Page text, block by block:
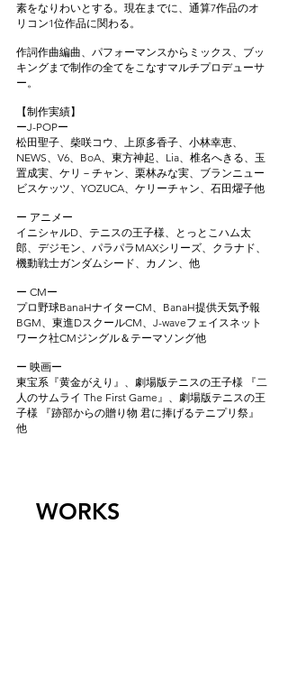
素をなりわいとする。現在までに、通算7作品のオ
リコン1位作品に関わる。
作詞作曲編曲、パフォーマンスからミックス、ブッ
キングまで制作の全てをこなすマルチプロデューサ
ー。
【制作実績】
ーJ-POPー
松田聖子、柴咲コウ、上原多香子、小林幸恵、
NEWS、V6、BoA、東方神起、Lia、椎名へきる、玉
置成実、ケリ－チャン、栗林みな実、ブランニュー
ビスケッツ、YOZUCA、ケリーチャン、石田燿子他
ー アニメー
イニシャルD、テニスの王子様、とっとこハム太
郎、デジモン、パラパラMAXシリーズ、クラナド、
機動戦士ガンダムシード、カノン、他
ー CMー
プロ野球BanaHナイターCM、BanaH提供天気予報
BGM、東進DスクールCM、J-waveフェイスネット
ワーク社CMジングル＆テーマソング他
ー 映画ー
東宝系『黄金がえり』、劇場版テニスの王子様 『二
人のサムライ The First Game』、劇場版テニスの王
子様 『跡部からの贈り物 君に捧げるテニプリ祭』
他
WORKS